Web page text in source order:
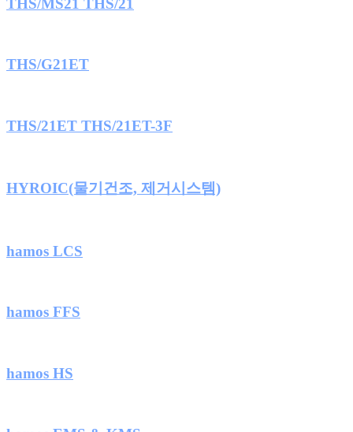
THS/MS21 THS/21
THS/G21ET
THS/21ET THS/21ET-3F
HYROIC(물기건조, 제거시스템)
hamos LCS
hamos FFS
hamos HS